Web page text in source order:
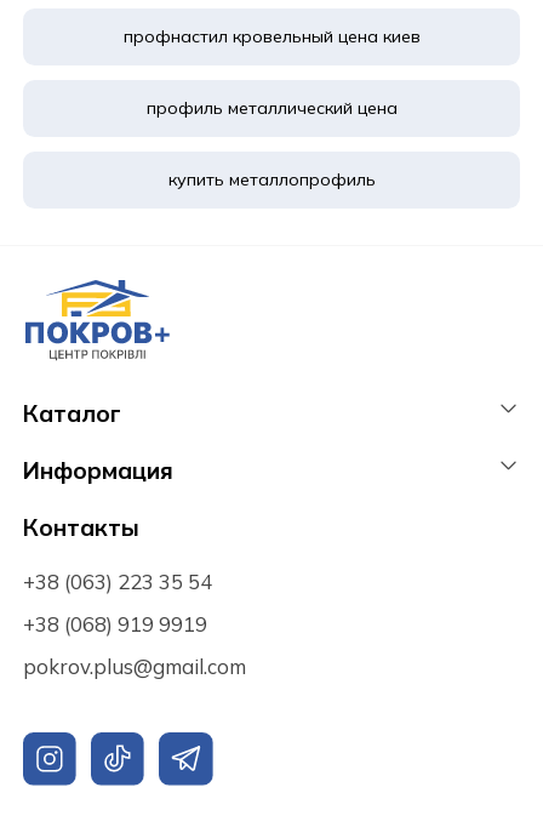
профнастил кровельный цена киев
профиль металлический цена
купить металлопрофиль
Каталог
Информация
Контакты
+38 (063) 223 35 54
+38 (068) 919 9919
pokrov.plus@gmail.com